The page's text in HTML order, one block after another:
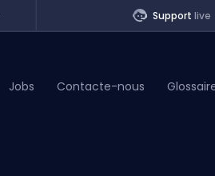
Support live
Jobs Contacte-nous